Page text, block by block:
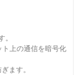
エルクリニック
上の通信を暗号化
ます。